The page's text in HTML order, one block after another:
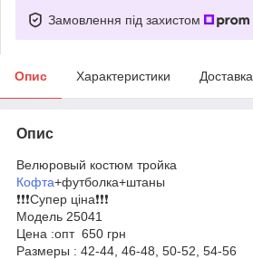
Замовлення під захистом
Опис Характеристики Доставка
Опис
Велюровый костюм тройка
Кофта+футболка+штаны
❗️❗️❗️Супер ціна❗️❗️❗️
Модель 25041
Цена :опт 650 грн
Размеры : 42-44, 46-48, 50-52, 54-56